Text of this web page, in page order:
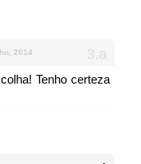
2014
Tenho certeza